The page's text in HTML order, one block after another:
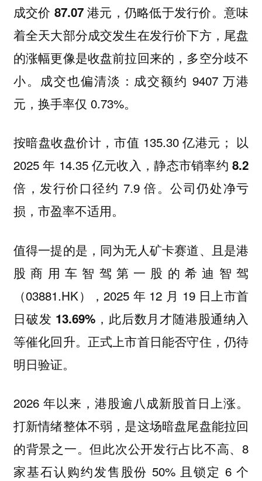
成交价 87.07 港元，仍略低于发行价。意味
着全天大部分成交发生在发行价下方，尾盘
的涨幅更像是收盘前拉回来的，多空分歧不
小。成交也偏清淡：成交额约 9407 万港
元，换手率仅 0.73%。
按暗盘收盘价计，市值 135.30 亿港元； 以
2025 年 14.35 亿元收入，静态市销率约8.2
倍 ，发行价口径约 7.9 倍。公司仍处净亏
损，市盈率不适用。
值得一提的是，同为无人矿卡赛道、且是港
股商用车智驾第一股的希迪智驾
（03881.HK），2025 年 12 月 19 日上市首
日破发 13.69% ，此后数月才随港股通纳入
等催化回升。正式上市首日能否守住，仍待
明日验证。
2026 年以来，港股逾八成新股首日上涨。
打新情绪整体不弱，是这场暗盘尾盘能拉回
的背景之一。但此次公开发行占比不高、8
家基石认购约发售股份 50% 且锁定 6 个